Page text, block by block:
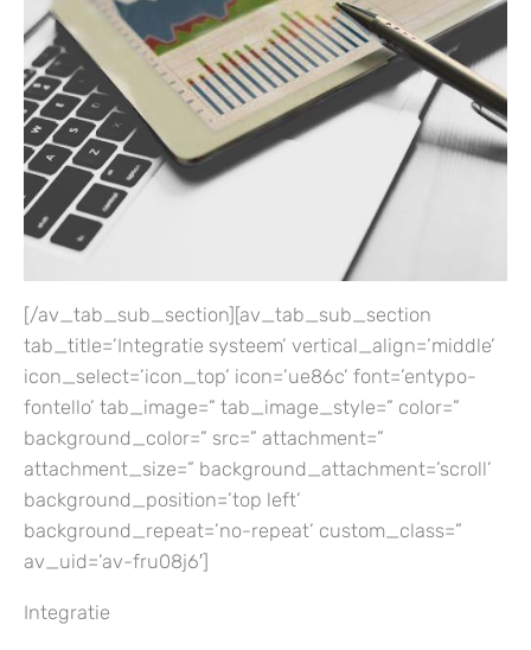
[/av_tab_sub_section][av_tab_sub_section
tab_title=’Integratie systeem’ vertical_align=’middle’
icon_select=’icon_top’ icon=’ue86c’ font=’entypo-
fontello’ tab_image=” tab_image_style=” color=”
background_color=” src=” attachment=”
attachment_size=” background_attachment=’scroll’
background_position=’top left’
background_repeat=’no-repeat’ custom_class=”
av_uid=’av-fru08j6′]
Integratie